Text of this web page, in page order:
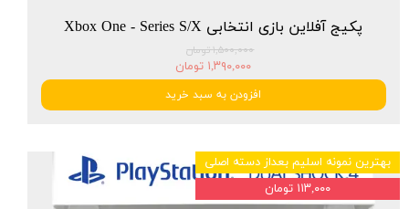
پکیج آفلاین بازی انتخابی Xbox One - Series S/X
۱,۵۰۰,۰۰۰ تومان
۱,۳۹۰,۰۰۰ تومان
افزودن به سبد خرید
بهترین نمونه اسلیم بعداز دسته اصلی
۱۱۳,۰۰۰ تومان